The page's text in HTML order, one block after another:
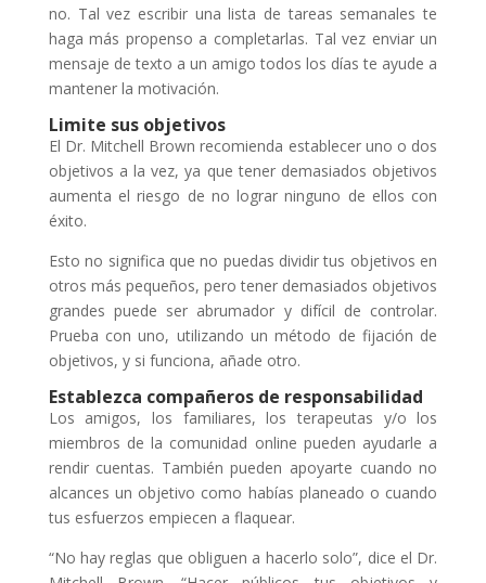
no. Tal vez escribir una lista de tareas semanales te
haga más propenso a completarlas. Tal vez enviar un
mensaje de texto a un amigo todos los días te ayude a
mantener la motivación.
Limite sus objetivos
El Dr. Mitchell Brown recomienda establecer uno o dos
objetivos a la vez, ya que tener demasiados objetivos
aumenta el riesgo de no lograr ninguno de ellos con
éxito.
Esto no significa que no puedas dividir tus objetivos en
otros más pequeños, pero tener demasiados objetivos
grandes puede ser abrumador y difícil de controlar.
Prueba con uno, utilizando un método de fijación de
objetivos, y si funciona, añade otro.
Establezca compañeros de responsabilidad
Los amigos, los familiares, los terapeutas y/o los
miembros de la comunidad online pueden ayudarle a
rendir cuentas. También pueden apoyarte cuando no
alcances un objetivo como habías planeado o cuando
tus esfuerzos empiecen a flaquear.
“No hay reglas que obliguen a hacerlo solo”, dice el Dr.